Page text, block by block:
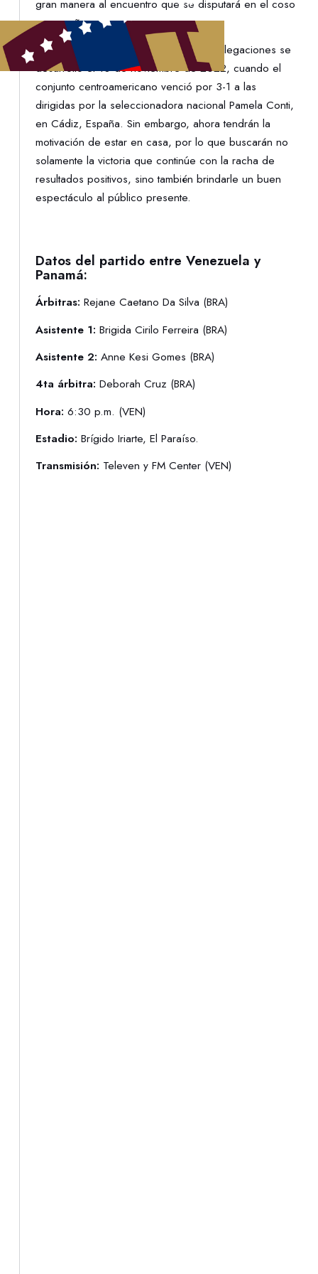
gran manera al encuentro que se disputará en el coso
caraqueño.
El último enfrentamiento entre ambas delegaciones se
desarrolló el 10 de noviembre de 2022, cuando el
conjunto centroamericano venció por 3-1 a las
dirigidas por la seleccionadora nacional Pamela Conti,
en Cádiz, España. Sin embargo, ahora tendrán la
motivación de estar en casa, por lo que buscarán no
solamente la victoria que continúe con la racha de
resultados positivos, sino también brindarle un buen
espectáculo al público presente.
Datos del partido entre Venezuela y
Panamá:
Árbitras:Rejane Caetano Da Silva (BRA)
Asistente 1:Brigida Cirilo Ferreira (BRA)
Asistente 2:Anne Kesi Gomes (BRA)
4ta árbitra:Deborah Cruz (BRA)
Hora:6:30 p.m. (VEN)
Estadio:Brígido Iriarte, El Paraíso.
Transmisión: Televen y FM Center (VEN)